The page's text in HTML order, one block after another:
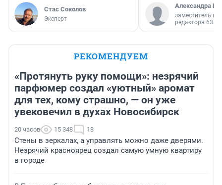
Стас Соколов
Эксперт
Александра
заместитель
редактора 63.RU
РЕКОМЕНДУЕМ
«Протянуть руку помощи»: незрячий
парфюмер создал «уютный» аромат
для тех, кому страшно, — он уже
увековечил в духах Новосибирск
20 часов 15 348 18
Стены в зеркалах, а управлять можно даже дверями.
Незрячий красноярец создал самую умную квартиру
в городе